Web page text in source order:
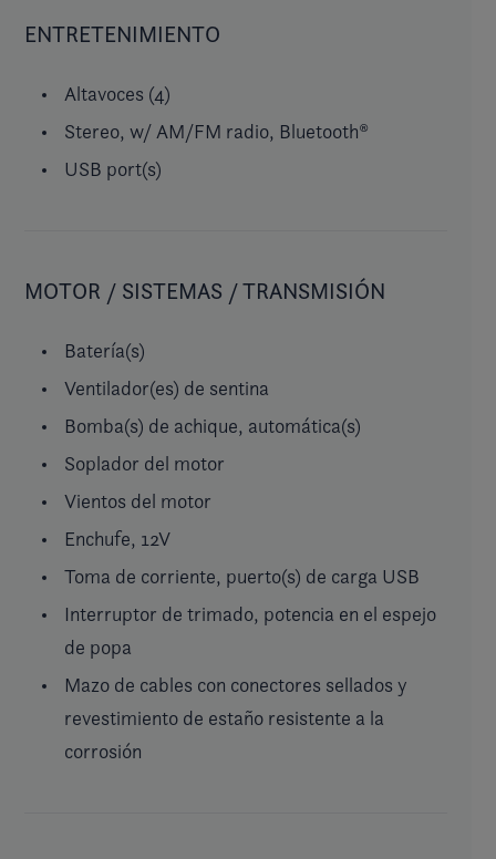
ENTRETENIMIENTO
Altavoces (4)
Stereo, w/ AM/FM radio, Bluetooth®
USB port(s)
MOTOR / SISTEMAS / TRANSMISIÓN
Batería(s)
Ventilador(es) de sentina
Bomba(s) de achique, automática(s)
Soplador del motor
Vientos del motor
Enchufe, 12V
Toma de corriente, puerto(s) de carga USB
Interruptor de trimado, potencia en el espejo
de popa
Mazo de cables con conectores sellados y
revestimiento de estaño resistente a la
corrosión